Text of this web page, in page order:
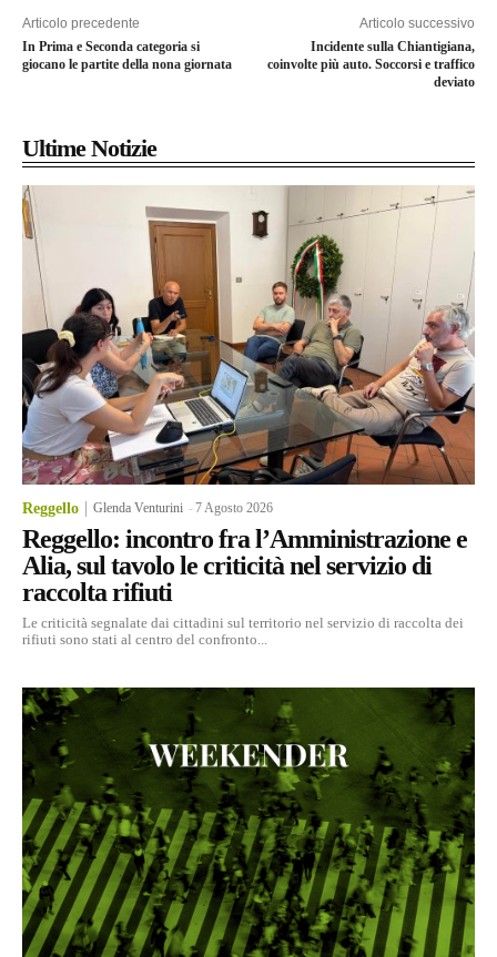
Articolo precedente
In Prima e Seconda categoria si
giocano le partite della nona giornata
Articolo successivo
Incidente sulla Chiantigiana,
coinvolte più auto. Soccorsi e traffico
deviato
Ultime Notizie
Reggello Glenda Venturini -7 Agosto 2026
Reggello: incontro fra l’Amministrazione e
Alia, sul tavolo le criticità nel servizio di
raccolta rifiuti
Le criticità segnalate dai cittadini sul territorio nel servizio di raccolta dei
rifiuti sono stati al centro del confronto...